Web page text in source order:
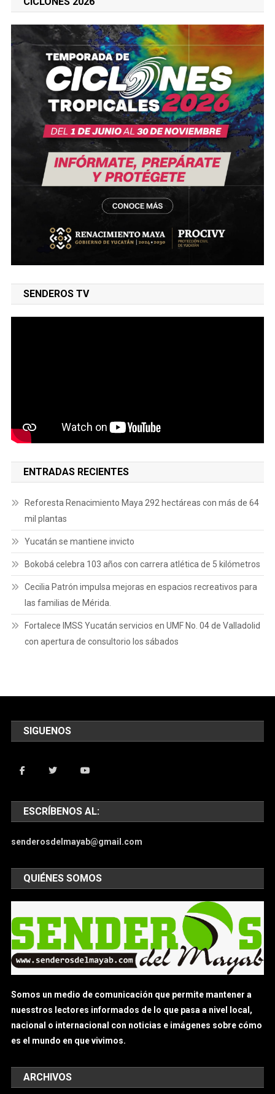
SENDEROS TV
ENTRADAS RECIENTES
Reforesta Renacimiento Maya 292 hectáreas con más de 64
mil plantas
Yucatán se mantiene invicto
Bokobá celebra 103 años con carrera atlética de 5 kilómetros
Cecilia Patrón impulsa mejoras en espacios recreativos para
las familias de Mérida.
Fortalece IMSS Yucatán servicios en UMF No. 04 de Valladolid
con apertura de consultorio los sábados
SIGUENOS
ESCRÍBENOS AL:
senderosdelmayab@gmail.com
QUIÉNES SOMOS
Somos un medio de comunicación que permite mantener a
nuesstros lectores informados de lo que pasa a nivel local,
nacional o internacional con noticias e imágenes sobre cómo
es el mundo en que vivimos.
ARCHIVOS